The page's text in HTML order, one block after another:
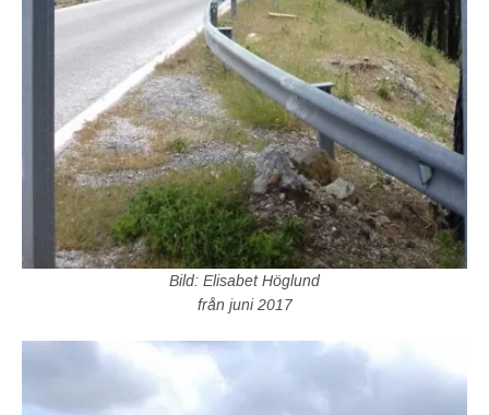
Bild: Elisabet Höglund
från juni 2017